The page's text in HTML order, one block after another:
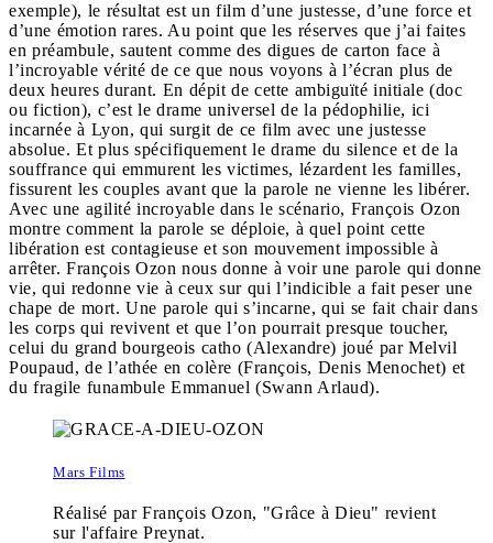
exemple), le résultat est un film d’une justesse, d’une force et
d’une émotion rares. Au point que les réserves que j’ai faites
en préambule, sautent comme des digues de carton face à
l’incroyable vérité de ce que nous voyons à l’écran plus de
deux heures durant. En dépit de cette ambiguïté initiale (doc
ou fiction), c’est le drame universel de la pédophilie, ici
incarnée à Lyon, qui surgit de ce film avec une justesse
absolue. Et plus spécifiquement le drame du silence et de la
souffrance qui emmurent les victimes, lézardent les familles,
fissurent les couples avant que la parole ne vienne les libérer.
Avec une agilité incroyable dans le scénario, François Ozon
montre comment la parole se déploie, à quel point cette
libération est contagieuse et son mouvement impossible à
arrêter. François Ozon nous donne à voir une parole qui donne
vie, qui redonne vie à ceux sur qui l’indicible a fait peser une
chape de mort. Une parole qui s’incarne, qui se fait chair dans
les corps qui revivent et que l’on pourrait presque toucher,
celui du grand bourgeois catho (Alexandre) joué par Melvil
Poupaud, de l’athée en colère (François, Denis Menochet) et
du fragile funambule Emmanuel (Swann Arlaud).
Mars Films
Réalisé par François Ozon, "Grâce à Dieu" revient
sur l'affaire Preynat.